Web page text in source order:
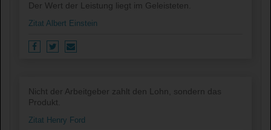
Der Wert der Leistung liegt im Geleisteten.
Zitat Albert Einstein
Nicht der Arbeitgeber zahlt den Lohn, sondern das
Produkt.
Zitat Henry Ford